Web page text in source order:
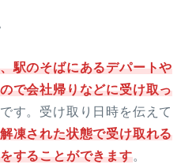
駅のそばにあるデパートや
で会社帰りなどに受け取っ
です。受け取り日時を伝えて
凍された状態で受け取れる
することができます。